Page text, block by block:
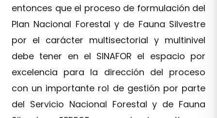
entonces que el proceso de formulación del
Plan Nacional Forestal y de Fauna Silvestre
por el carácter multisectorial y multinivel
debe tener en el SINAFOR el espacio por
excelencia para la dirección del proceso
con un importante rol de gestión por parte
del Servicio Nacional Forestal y de Fauna